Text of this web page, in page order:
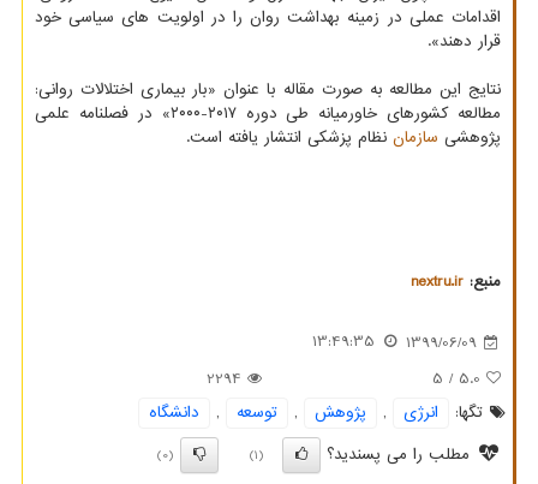
اقدامات عملی در زمینه بهداشت روان را در اولویت های سیاسی خود
قرار دهند».
نتایج این مطالعه به صورت مقاله با عنوان «بار بیماری اختلالات روانی:
مطالعه کشورهای خاورمیانه طی دوره ۲۰۱۷-۲۰۰۰» در فصلنامه علمی
پژوهشی سازمان نظام پزشکی انتشار یافته است.
منبع: nextru.ir
1399/06/09
13:49:35
5.0
/ 5
2294
تگها:
انرژی , پژوهش , توسعه ,
دانشگاه
مطلب را می پسندید؟
(1)
(0)